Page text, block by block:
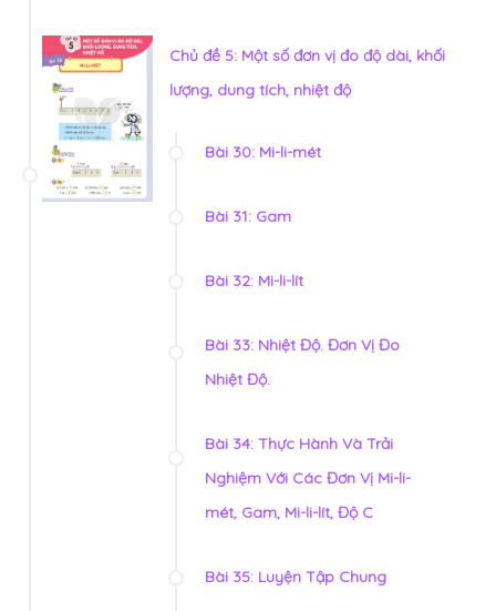
Chủ đề 5: Một số đơn vị đo độ dài, khối
lượng, dung tích, nhiệt độ
Bài 30: Mi-li-mét
Bài 31: Gam
Bài 32: Mi-li-lít
Bài 33: Nhiệt Độ. Đơn Vị Đo
Nhiệt Độ.
Bài 34: Thực Hành Và Trải
Nghiệm Với Các Đơn Vị Mi-li-
mét, Gam, Mi-li-lít, Độ C
Bài 35: Luyện Tập Chung